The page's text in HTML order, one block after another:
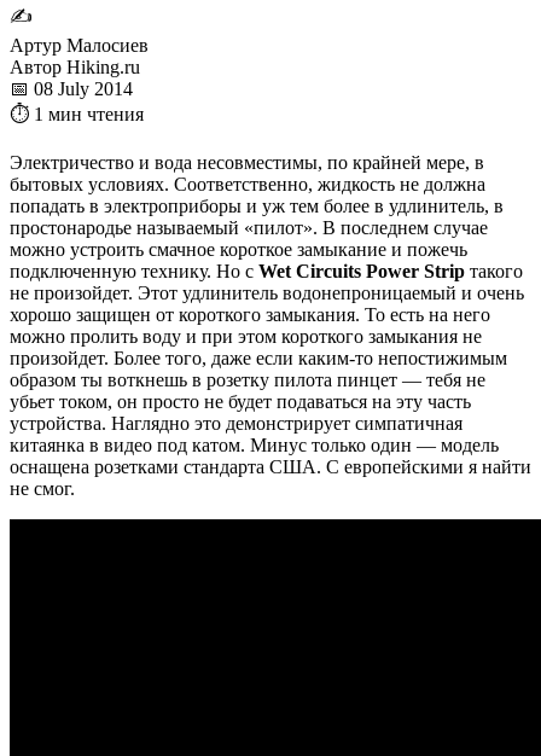
✍
Артур Малосиев
Автор Hiking.ru
📅 08 July 2014
⏱ 1 мин чтения
Электричество и вода несовместимы, по крайней мере, в
бытовых условиях. Соответственно, жидкость не должна
попадать в электроприборы и уж тем более в удлинитель, в
простонародье называемый «пилот». В последнем случае
можно устроить смачное короткое замыкание и пожечь
подключенную технику. Но с Wet Circuits Power Strip такого
не произойдет. Этот удлинитель водонепроницаемый и очень
хорошо защищен от короткого замыкания. То есть на него
можно пролить воду и при этом короткого замыкания не
произойдет. Более того, даже если каким-то непостижимым
образом ты воткнешь в розетку пилота пинцет — тебя не
убьет током, он просто не будет подаваться на эту часть
устройства. Наглядно это демонстрирует симпатичная
китаянка в видео под катом. Минус только один — модель
оснащена розетками стандарта США. С европейскими я найти
не смог.